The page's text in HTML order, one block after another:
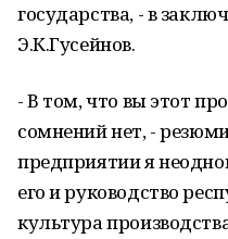
государства, - в
Э.К.Гусейнов.
- В том, что вы этот
сомнений нет, -
предприятии я
его и руководство
культура